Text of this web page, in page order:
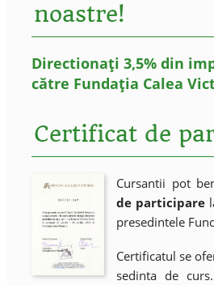
noastre!
Directionați 3,5% din
către Fundația Calea
Certificat de
Cursantii pot
de participare
presedintele
Certificatul se
sedinta de